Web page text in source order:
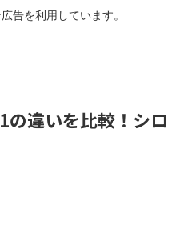
告を利用しています。
の違いを比較！シロ